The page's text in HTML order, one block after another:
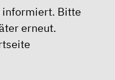
informiert. Bitte
erneut.